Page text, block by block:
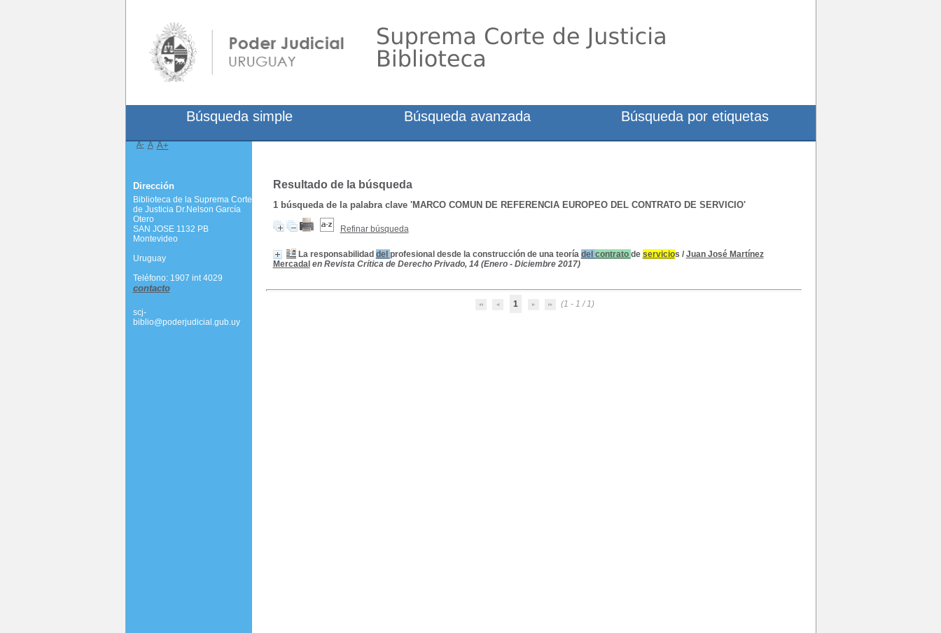
Resultado de la búsqueda
1búsqueda de la palabra clave 'MARCO COMUN DE REFERENCIA EUROPEO DEL CONTRATO DE SERVICIO'
Refinar búsqueda
La responsabilidad del profesional desde la construcción de una teoría del contrato de servicios / Juan José Martínez
Mercadal en Revista Crítica de Derecho Privado, 14 (Enero - Diciembre 2017)
1 (1 - 1 / 1)
Búsqueda simple Búsqueda avanzada Búsqueda por etiquetas
A- A A+
Dirección
Biblioteca de la Suprema Corte
de Justicia Dr.Nelson García
Otero
SAN JOSE 1132 PB
Montevideo
Uruguay
Teléfono: 1907 int 4029
contacto
scj-
biblio@poderjudicial.gub.uy